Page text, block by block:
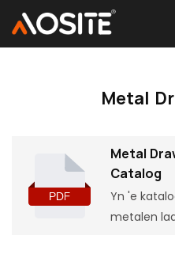
Metal
Metal
Catalog
Yn 'e
metalen